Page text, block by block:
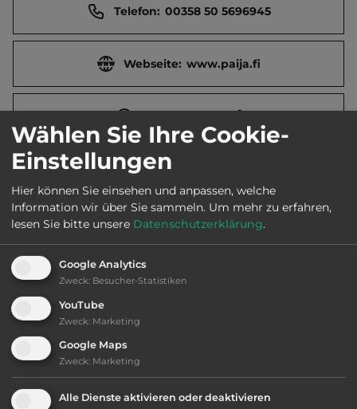
Telefon: 00358 50 5696945
Webseite: www.paija.fi
2
Öffnungszeiten:
Telefon:
Ausstattung
Klassifizierung: ausreichend
Wählen Sie Ihre Cookie-
Einstellungen
Hier können Sie einsehen und anpassen, welche
Information wir über Sie sammeln. Um mehr zu erfahren,
lesen Sie bitte unsere Datenschutzerklärung.
Google Analytics
Zweck: Besucher-Statistiken
YouTube
Zweck: Marketing
Google Maps
Zweck: Marketing
Alle Dienste aktivieren oder deaktivieren